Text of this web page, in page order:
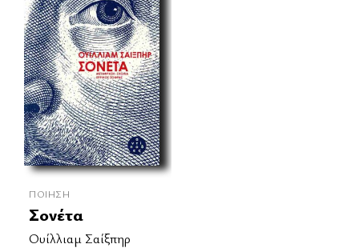
ΠΟΊΗΣΗ
Σονέτα
Ουίλλιαμ Σαίξπηρ